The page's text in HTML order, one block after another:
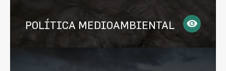
POLÍTICA MEDIOAMBIENTAL